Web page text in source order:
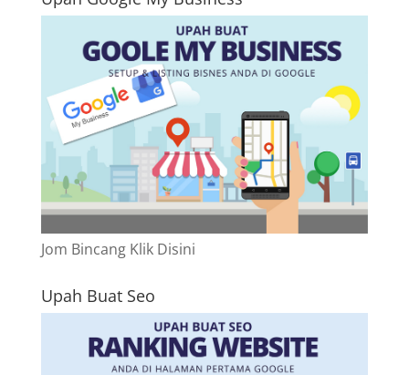
Jom Bincang Klik Disini
Upah Buat Seo